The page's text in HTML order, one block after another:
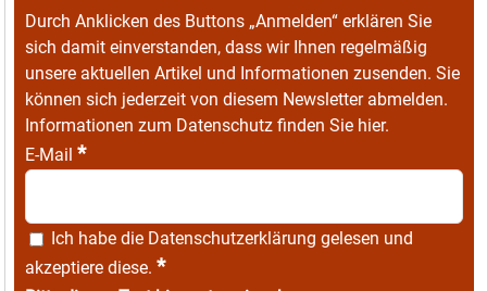
Durch Anklicken des Buttons „Anmelden“ erklären Sie
sich damit einverstanden, dass wir Ihnen regelmäßig
unsere aktuellen Artikel und Informationen zusenden. Sie
können sich jederzeit von diesem Newsletter abmelden.
Informationen zum Datenschutz finden Sie hier.
E-Mail *
Ich habe die Datenschutzerklärung gelesen und
akzeptiere diese. *